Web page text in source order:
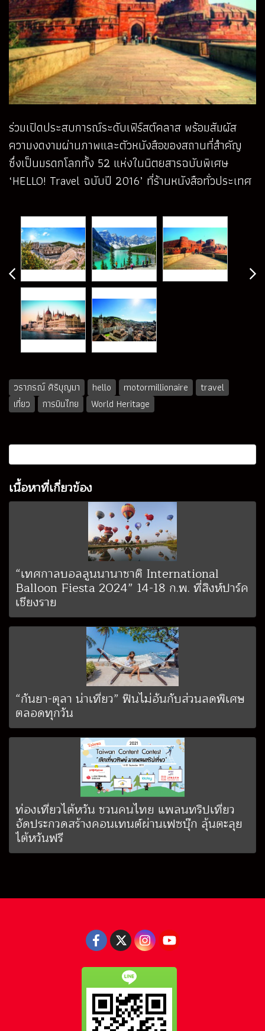
ร่วมเปิดประสบการณ์ระดับเฟิร์สต์คลาส พร้อมสัมผัส
ความงดงามผ่านภาพและตัวหนังสือของสถานที่สำคัญ
ซึ่งเป็นมรดกโลกทั้ง 52 แห่งในนิตยสารฉบับพิเศษ
‘HELLO! Travel ฉบับปี 2016’ ที่ร้านหนังสือทั่วประเทศ
วราภรณ์ ศิริบุญมา hello motormillionaire
travel
เที่ยว
การบินไทย World Heritage
เนื้อหาที่เกี่ยวข้อง
“เทศกาลบอลลูนนานาชาติ International
Balloon Fiesta 2024” 14-18 ก.พ. ที่สิงห์ปาร์ค
เชียงราย
“กันยา-ตุลา น่าเที่ยว” ฟินไม่อั้นกับส่วนลดพิเศษ
ตลอดทุกวัน
ท่องเที่ยวไต้หวัน ชวนคนไทย แพลนทริปเที่ยว
จัดประกวดสร้างคอนเทนต์ผ่านเฟซบุ๊ก ลุ้นตะลุย
ไต้หวันฟรี